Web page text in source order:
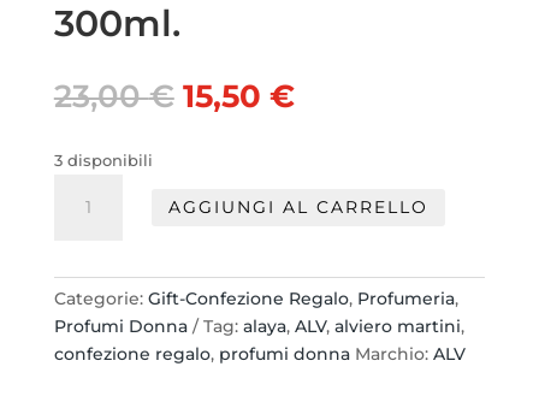
300ml.
23,00€ Il
prezzo
23,00 €.
15,50 €Il
15,50 €.
3 disponibili
Martini
Prfum
d'Etè
200ml.
AGGIUNGI AL CARRELLO
Categorie: Gift-Confezione Regalo, Profumeria,
Profumi Donna
Tag: alaya, ALV, alviero martini,
confezione regalo, profumi donna Marchio: ALV